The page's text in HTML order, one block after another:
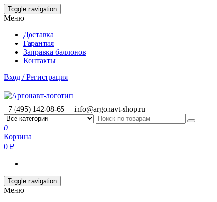
Skip
to
content
Toggle navigation
Меню
Доставка
Гарантия
Заправка баллонов
Контакты
Вход / Регистрация
+7 (495) 142-08-65 info@argonavt-shop.ru
0
Корзина
0 ₽
Toggle navigation
Меню